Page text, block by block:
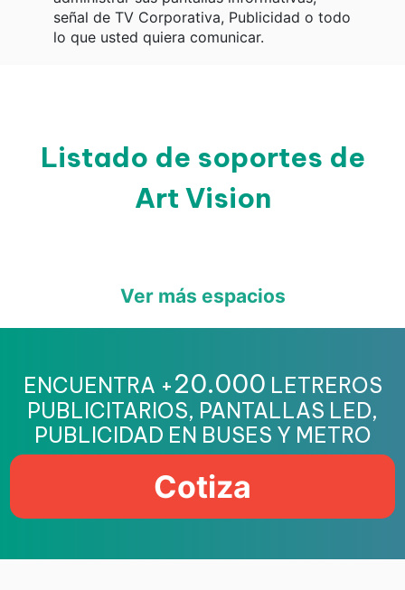
señal de TV Corporativa, Publicidad o todo
lo que usted quiera comunicar.
Listado de soportes de
Art Vision
Ver más espacios
ENCUENTRA +20.000 LETREROS
PUBLICITARIOS, PANTALLAS LED,
PUBLICIDAD EN BUSES Y METRO
Cotiza